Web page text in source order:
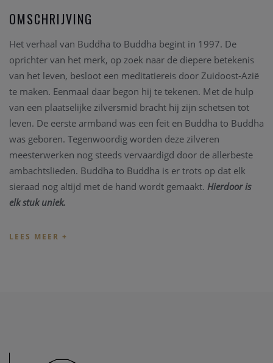
OMSCHRIJVING
Het verhaal van Buddha to Buddha begint in 1997. De
oprichter van het merk, op zoek naar de diepere betekenis
van het leven, besloot een meditatiereis door Zuidoost-Azië
te maken. Eenmaal daar begon hij te tekenen. Met de hulp
van een plaatselijke zilversmid bracht hij zijn schetsen tot
leven. De eerste armband was een feit en Buddha to Buddha
was geboren. Tegenwoordig worden deze zilveren
meesterwerken nog steeds vervaardigd door de allerbeste
ambachtslieden. Buddha to Buddha is er trots op dat elk
sieraad nog altijd met de hand wordt gemaakt. Hierdoor is
elk stuk uniek.
bidkralen en is vertaald naar een Buddha to Buddha
stukken.